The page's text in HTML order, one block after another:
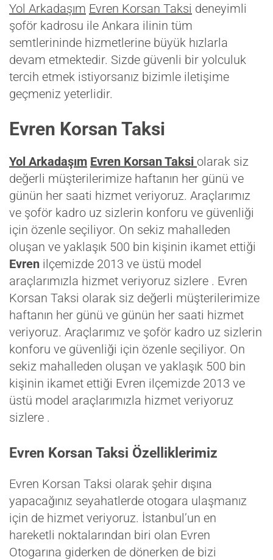
Yol Arkadaşım Evren Korsan Taksi deneyimli
şoför kadrosu ile Ankara ilinin tüm
semtlerininde hizmetlerine büyük hızlarla
devam etmektedir. Sizde güvenli bir yolculuk
tercih etmek istiyorsanız bizimle iletişime
geçmeniz yeterlidir.
Evren Korsan Taksi
Yol Arkadaşım Evren Korsan Taksi olarak siz
değerli müşterilerimize haftanın her günü ve
günün her saati hizmet veriyoruz. Araçlarımız
ve şoför kadro uz sizlerin konforu ve güvenliği
için özenle seçiliyor. On sekiz mahalleden
oluşan ve yaklaşık 500 bin kişinin ikamet ettiği
Evren ilçemizde 2013 ve üstü model
araçlarımızla hizmet veriyoruz sizlere . Evren
Korsan Taksi olarak siz değerli müşterilerimize
haftanın her günü ve günün her saati hizmet
veriyoruz. Araçlarımız ve şoför kadro uz sizlerin
konforu ve güvenliği için özenle seçiliyor. On
sekiz mahalleden oluşan ve yaklaşık 500 bin
kişinin ikamet ettiği Evren ilçemizde 2013 ve
üstü model araçlarımızla hizmet veriyoruz
sizlere .
Evren Korsan Taksi Özelliklerimiz
Evren Korsan Taksi olarak şehir dışına
yapacağınız seyahatlerde otogara ulaşmanız
için de hizmet veriyoruz. İstanbul’un en
hareketli noktalarından biri olan Evren
Otogarına giderken de dönerken de bizi